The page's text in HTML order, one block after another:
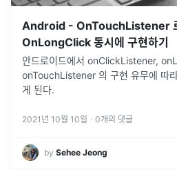
Android - OnTouchListener
OnLongClick 동시에 구현하기
안드로이드에서 onClickListener,
onTouchListener 의 구현 유무에 따
게 된다.
2021년 10월 10일 · 0개의 댓글
by Sehee Jeong